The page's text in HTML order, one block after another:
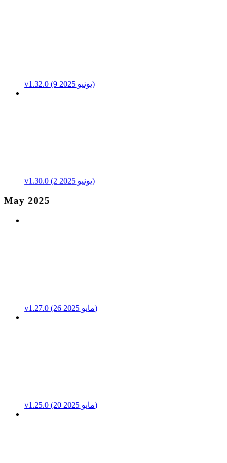
v1.32.0 (9 يونيو 2025)
v1.30.0 (2 يونيو 2025)
May 2025
v1.27.0 (26 مايو 2025)
v1.25.0 (20 مايو 2025)